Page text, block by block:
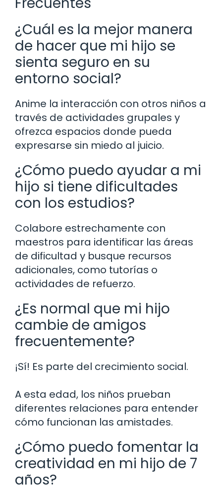
¿Cuál es la mejor manera
de hacer que mi hijo se
sienta seguro en su
entorno social?
Anime la interacción con otros niños a
través de actividades grupales y
ofrezca espacios donde pueda
expresarse sin miedo al juicio.
¿Cómo puedo ayudar a mi
hijo si tiene dificultades
con los estudios?
Colabore estrechamente con
maestros para identificar las áreas
de dificultad y busque recursos
adicionales, como tutorías o
actividades de refuerzo.
¿Es normal que mi hijo
cambie de amigos
frecuentemente?
¡Sí! Es parte del crecimiento social.
A esta edad, los niños prueban
diferentes relaciones para entender
cómo funcionan las amistades.
¿Cómo puedo fomentar la
creatividad en mi hijo de 7
años?